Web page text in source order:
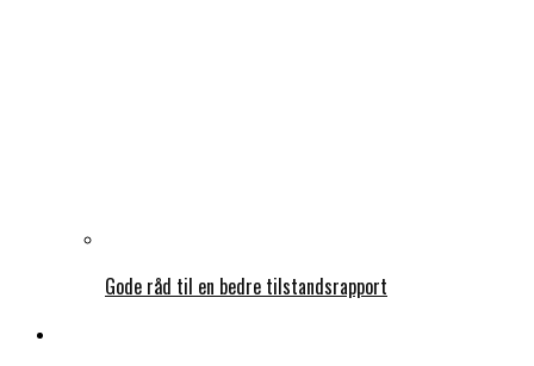
Gode råd til en bedre tilstandsrapport